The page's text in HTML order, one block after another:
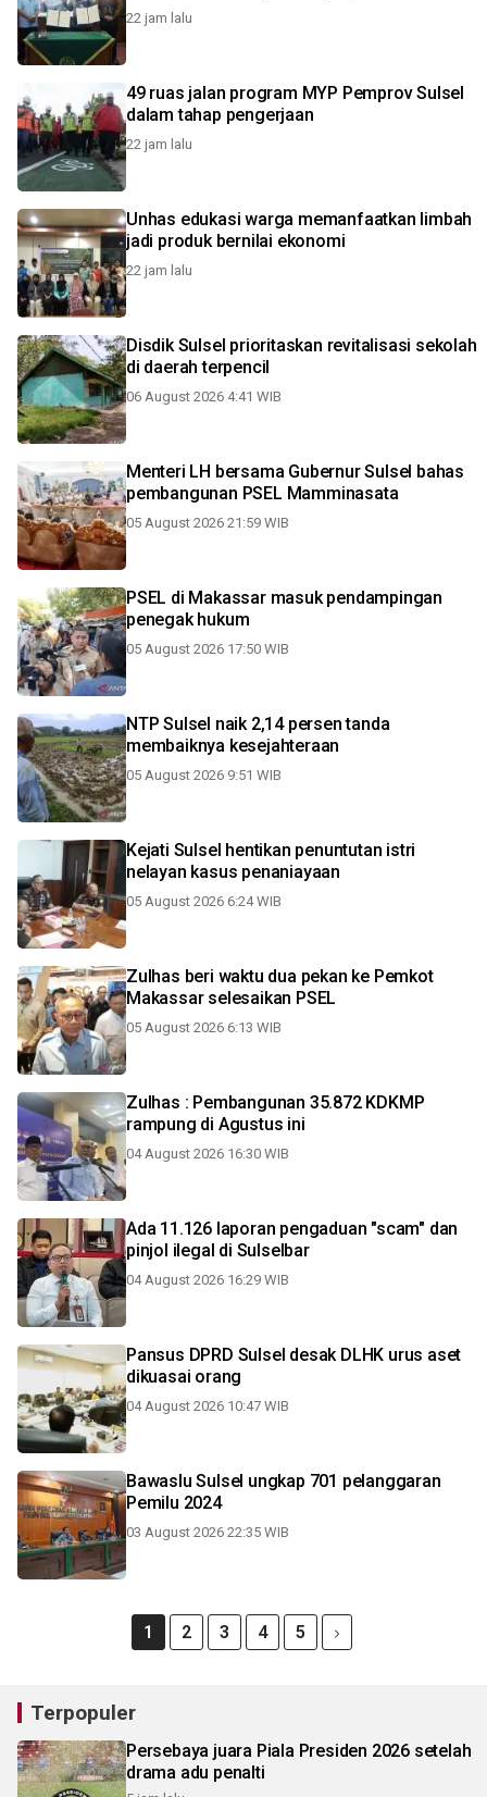
22 jam lalu
49 ruas jalan program MYP Pemprov Sulsel
dalam tahap pengerjaan
22 jam lalu
Unhas edukasi warga memanfaatkan limbah
jadi produk bernilai ekonomi
22 jam lalu
Disdik Sulsel prioritaskan revitalisasi sekolah
di daerah terpencil
06 August 2026 4:41 WIB
Menteri LH bersama Gubernur Sulsel bahas
pembangunan PSEL Mamminasata
05 August 2026 21:59 WIB
PSEL di Makassar masuk pendampingan
penegak hukum
05 August 2026 17:50 WIB
NTP Sulsel naik 2,14 persen tanda
membaiknya kesejahteraan
05 August 2026 9:51 WIB
Kejati Sulsel hentikan penuntutan istri
nelayan kasus penaniayaan
05 August 2026 6:24 WIB
Zulhas beri waktu dua pekan ke Pemkot
Makassar selesaikan PSEL
05 August 2026 6:13 WIB
Zulhas : Pembangunan 35.872 KDKMP
rampung di Agustus ini
04 August 2026 16:30 WIB
Ada 11.126 laporan pengaduan "scam" dan
pinjol ilegal di Sulselbar
04 August 2026 16:29 WIB
Pansus DPRD Sulsel desak DLHK urus aset
dikuasai orang
04 August 2026 10:47 WIB
Bawaslu Sulsel ungkap 701 pelanggaran
Pemilu 2024
03 August 2026 22:35 WIB
1 2 3 4 5
Terpopuler
Persebaya juara Piala Presiden 2026 setelah
drama adu penalti